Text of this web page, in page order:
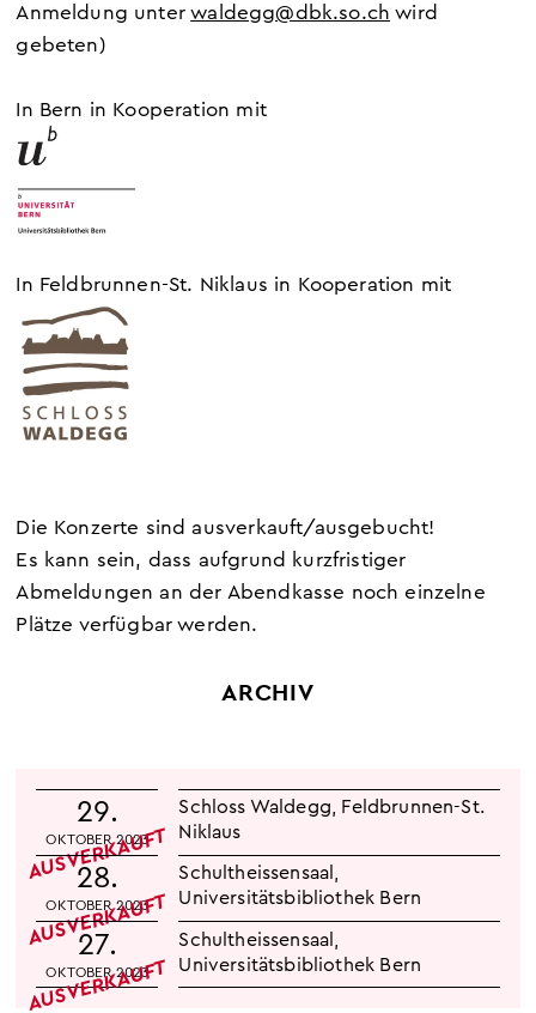
Anmeldung unterwaldegg@dbk.so.ch wird
gebeten)
In Bern in Kooperation mit
In Feldbrunnen-St. Niklaus in Kooperation mit
Die Konzerte sind ausverkauft/ausgebucht!
Es kann sein, dass aufgrund kurzfristiger
Abmeldungen an der Abendkasse noch einzelne
Plätze verfügbar werden.
ARCHIV
29.
OKTOBER 2023
AUSVERKAUFT
Schloss Waldegg
Feldbrunnen-St.
Niklaus
28.
OKTOBER 2023
AUSVERKAUFT
Schultheissensaal,
Universitätsbibliothek Bern
27.
OKTOBER 2023
AUSVERKAUFT
Schultheissensaal,
Universitätsbibliothek Bern